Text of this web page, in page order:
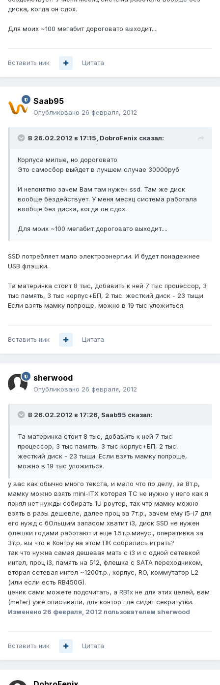
диска, когда он сдох.
Для моих ~100 мегабит дороговато выходит....
Вставить ник Цитата
Saab95
Опубликовано 26 февраля, 2012
В 26.02.2012 в 17:15, DobroFenix сказал:
Корпуса милые, но дороговато
Это самосбор выйдет в лучшем случае 30000руб
И непонятно зачем Вам там нужен ssd. Там же диск
вообще бездействует. У меня месяц система работала
вообще без диска, когда он сдох.
Для моих ~100 мегабит дороговато выходит....
SSD потребляет мало электроэнергии. И будет понадежнее
USB флэшки.
Та материнка стоит 8 тыс, добавить к ней 7 тыс процессор, 3
тыс память, 3 тыс корпус+БП, 2 тыс. жесткий диск - 23 тыщи.
Если взять мамку попроще, можно в 19 тыс уложиться.
Вставить ник Цитата
sherwood
Опубликовано 26 февраля, 2012
В 26.02.2012 в 17:26, Saab95 сказал:
Та материнка стоит 8 тыс, добавить к ней 7 тыс
процессор, 3 тыс память, 3 тыс корпус+БП, 2 тыс.
жесткий диск - 23 тыщи. Если взять мамку попроще,
можно в 19 тыс уложиться.
у вас как обычно много текста, и мало что по делу, за 8т.р,
мамку можно взять mini-ITX которая ТС не нужно у него как я
понял нет нужды собирать 1U роутер, так что мамку можно
взять в разы дешевле, далее проц за 7т.р., зачем ему i5-i7 для
его нужд с бОльшим запасом хватит i3, диск SSD не нужен
флешки годами работают и еще 1.5т.р.минус., оперативка за
3т.р, вы что в Контру на этом ПК собрались играть?
так что нужна самая дешевая мать с i3 и с одной сетевкой
интел, проц i3, память на 512, флешка с SATA переходником,
вторая сетевая интел ~1200т.р., корпус, RO, коммутатор L2
(или если есть RB450G).
ценик сами можете подсчитать, а RB1х не для этих целей, вам
(mefer) уже описывали, для контор где сидят секритутки.
Изменено 26 февраля, 2012 пользователем sherwood
Вставить ник Цитата